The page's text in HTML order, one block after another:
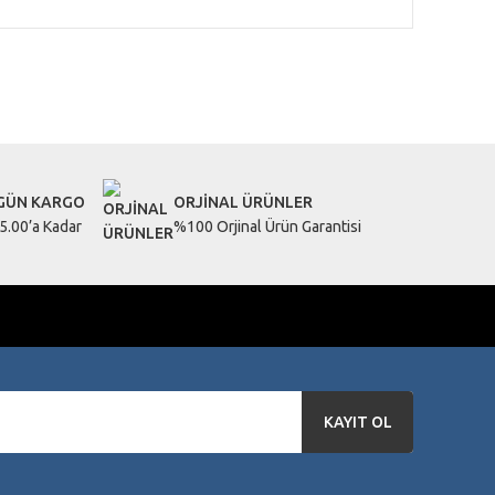
KARGO
Kadar
ORJİNAL ÜRÜNLER
%100 Orjinal Ürün Garantisi
KAYIT OL